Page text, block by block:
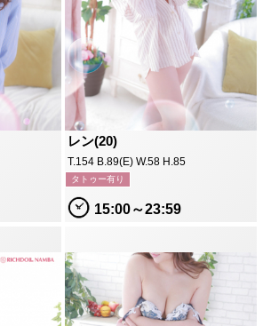
レン(20)
T.154 B.89(E) W.58 H.85
タトゥー有り
15:00～23:59